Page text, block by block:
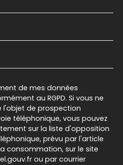
de mes données
au RGPD. Si vous ne
l'objet de prospection
téléphonique, vous pouvez
sur la liste d'opposition
prévu par l'article
consommation, sur le site
ou par courrier